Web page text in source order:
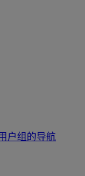
户组的导航